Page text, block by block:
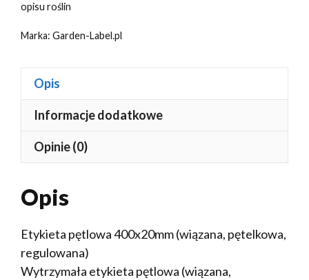
opisu roślin
Marka: Garden-Label.pl
Opis
Informacje dodatkowe
Opinie (0)
Opis
Etykieta pętlowa 400x20mm (wiązana, pętelkowa,
regulowana)
Wytrzymała etykieta pętlowa (wiązana,